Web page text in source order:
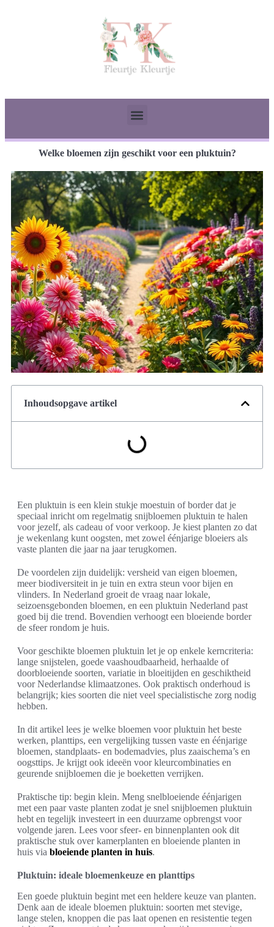
Welke bloemen zijn geschikt voor een pluktuin?
Inhoudsopgave artikel
Een pluktuin is een klein stukje moestuin of border dat je
speciaal inricht om regelmatig snijbloemen pluktuin te halen
voor jezelf, als cadeau of voor verkoop. Je kiest planten zo dat
je wekenlang kunt oogsten, met zowel éénjarige bloeiers als
vaste planten die jaar na jaar terugkomen.
De voordelen zijn duidelijk: versheid van eigen bloemen,
meer biodiversiteit in je tuin en extra steun voor bijen en
vlinders. In Nederland groeit de vraag naar lokale,
seizoensgebonden bloemen, en een pluktuin Nederland past
goed bij die trend. Bovendien verhoogt een bloeiende border
de sfeer rondom je huis.
Voor geschikte bloemen pluktuin let je op enkele kerncriteria:
lange snijstelen, goede vaashoudbaarheid, herhaalde of
doorbloeiende soorten, variatie in bloeitijden en geschiktheid
voor Nederlandse klimaatzones. Ook praktisch onderhoud is
belangrijk; kies soorten die niet veel specialistische zorg nodig
hebben.
In dit artikel lees je welke bloemen voor pluktuin het beste
werken, planttips, een vergelijking tussen vaste en éénjarige
bloemen, standplaats- en bodemadvies, plus zaaischema’s en
oogsttips. Je krijgt ook ideeën voor kleurcombinaties en
geurende snijbloemen die je boeketten verrijken.
Praktische tip: begin klein. Meng snelbloeiende éénjarigen
met een paar vaste planten zodat je snel snijbloemen pluktuin
hebt en tegelijk investeert in een duurzame opbrengst voor
volgende jaren. Lees voor sfeer- en binnenplanten ook dit
praktische stuk over kamerplanten en bloeiende planten in
huis via bloeiende planten in huis.
Pluktuin: ideale bloemenkeuze en planttips
Een goede pluktuin begint met een heldere keuze van planten.
Denk aan de ideale bloemen pluktuin: soorten met stevige,
lange stelen, knoppen die pas laat openen en resistentie tegen